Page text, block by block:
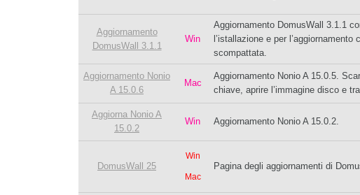
Aggiornamento
DomusWall 3.1.1
Win
Aggiornamento DomusWall 3.1.1
l’istallazione e per
scompattata.
Aggiornamento Nonio
A 15.0.6
Mac
Aggiornamento Nonio A 15.0.5.
chiave, aprire l’immagine disco e
Aggiorna Nonio A
15.0.2
Win Aggiornamento Nonio A 15.0.2.
DomusWall 25
Win
Mac
Pagina degli aggiornamenti di